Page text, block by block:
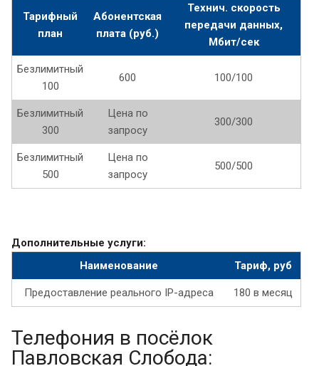
Тарифный
план
Абонентская
плата (руб.)
Технич. скорость
передачи данных,
Мбит/сек
Безлимитный
100
600 100/100
Безлимитный
300
Цена по
запросу
300/300
Безлимитный
500
Цена по
запросу
500/500
Дополнительные услуги:
Наименование
Тариф, руб
Предоставление реального IP-адреса 180 в месяц
Телефония в посёлок
Павловская Слобода: